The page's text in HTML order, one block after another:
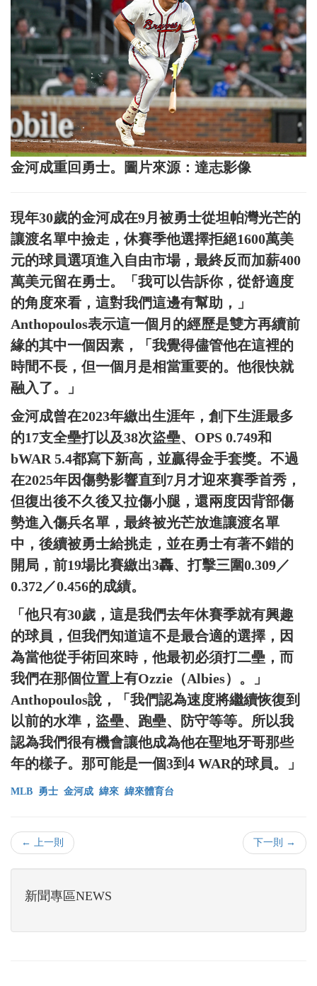
金河成重回勇士。圖片來源：達志影像
現年30歲的金河成在9月被勇士從坦帕灣光芒的
讓渡名單中撿走，休賽季他選擇拒絕1600萬美
元的球員選項進入自由市場，最終反而加薪400
萬美元留在勇士。「我可以告訴你，從舒適度
的角度來看，這對我們這邊有幫助，」
Anthopoulos表示這一個月的經歷是雙方再續前
緣的其中一個因素，「我覺得儘管他在這裡的
時間不長，但一個月是相當重要的。他很快就
融入了。」
金河成曾在2023年繳出生涯年，創下生涯最多
的17支全壘打以及38次盜壘、OPS 0.749和
bWAR 5.4都寫下新高，並贏得金手套獎。不過
在2025年因傷勢影響直到7月才迎來賽季首秀，
但復出後不久後又拉傷小腿，還兩度因背部傷
勢進入傷兵名單，最終被光芒放進讓渡名單
中，後續被勇士給挑走，並在勇士有著不錯的
開局，前19場比賽繳出3轟、打擊三圍0.309／
0.372／0.456的成績。
「他只有30歲，這是我們去年休賽季就有興趣
的球員，但我們知道這不是最合適的選擇，因
為當他從手術回來時，他最初必須打二壘，而
我們在那個位置上有Ozzie（Albies）。」
Anthopoulos說，「我們認為速度將繼續恢復到
以前的水準，盜壘、跑壘、防守等等。所以我
認為我們很有機會讓他成為他在聖地牙哥那些
年的樣子。那可能是一個3到4 WAR的球員。」
MLB 勇士 金河成 緯來 緯來體育台
← 上一則 下一則 →
新聞專區NEWS